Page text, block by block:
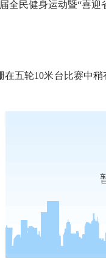
民健身运动暨“喜迎
轮10米台比赛中稍